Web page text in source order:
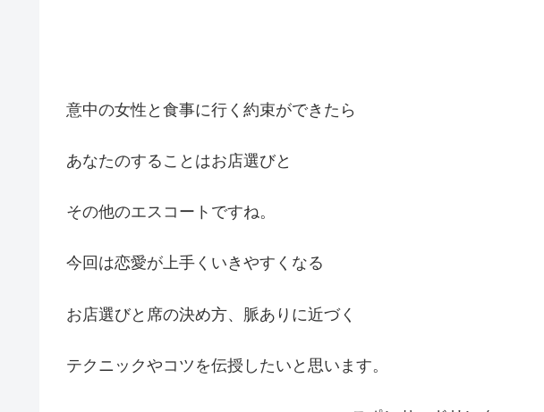
意中の女性と食事に行く約束ができたら
あなたのすることはお店選びと
その他のエスコートですね。
今回は恋愛が上手くいきやすくなる
お店選びと席の決め方、脈ありに近づく
テクニックやコツを伝授したいと思います。